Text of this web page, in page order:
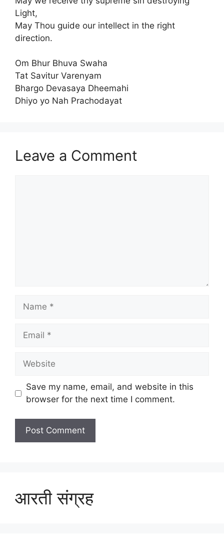
Light,
May Thou guide our intellect in the right
direction.
Om Bhur Bhuva Swaha
Tat Savitur Varenyam
Bhargo Devasaya Dheemahi
Dhiyo yo Nah Prachodayat
Leave a Comment
Name
Email
Website
Save my name, email, and website in this
browser for the next time I comment.
आरती संग्रह